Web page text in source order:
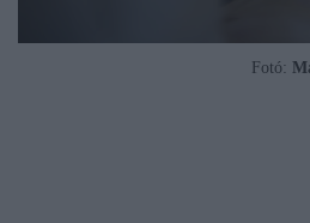
Fotó: